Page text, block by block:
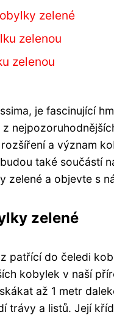
zelené
zelenou
zelenou
je fascinující
a význam
také součástí
a objevte s
zelené
patřící do čeledi
kobylek v naší
až 1 metr
a listů. Její